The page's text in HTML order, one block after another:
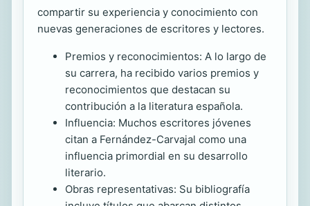
compartir su experiencia y conocimiento con
nuevas generaciones de escritores y lectores.
Premios y reconocimientos: A lo largo de
su carrera, ha recibido varios premios y
reconocimientos que destacan su
contribución a la literatura española.
Influencia: Muchos escritores jóvenes
citan a Fernández-Carvajal como una
influencia primordial en su desarrollo
literario.
Obras representativas: Su bibliografía